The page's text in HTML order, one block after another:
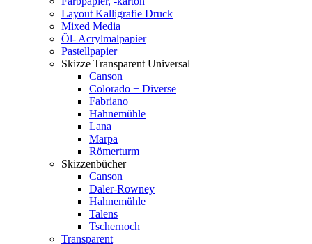
Layout Kalligrafie Druck
Mixed Media
Öl- Acrylmalpapier
Pastellpapier
Skizze Transparent Universal
Canson
Colorado + Diverse
Fabriano
Hahnemühle
Lana
Marpa
Römerturm
Skizzenbücher
Canson
Daler-Rowney
Hahnemühle
Talens
Tschernoch
Transparent